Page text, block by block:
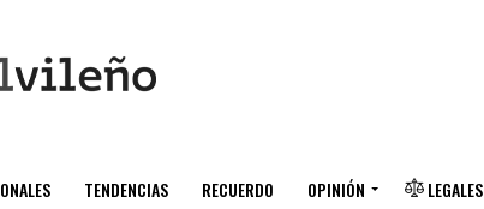
TENDENCIAS RECUERDO OPINIÓN LEGALES